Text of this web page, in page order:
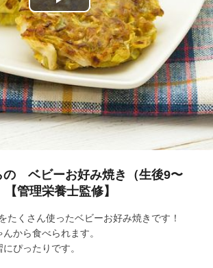
P
l
a
y
V
d
e
o
の ベビーお好み焼き（生後9〜
管理栄養士監修】
たくさん使ったベビーお好み焼きです！
から食べられます。
ぴったりです。